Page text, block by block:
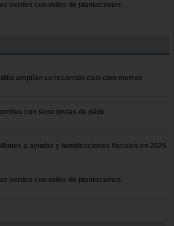
verdes con miles de plantaciones
amplían su recorrido casi cien metros
con siete pistas de páde
a ayudas y bonificaciones fiscales en 2025
verdes con miles de plantaciones